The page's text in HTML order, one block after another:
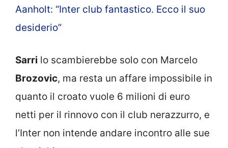
Aanholt: “Inter club fantastico. Ecco il suo
desiderio”
Sarri lo scambierebbe solo con Marcelo
Brozovic, ma resta un affare impossibile in
quanto il croato vuole 6 milioni di euro
netti per il rinnovo con il club nerazzurro, e
l’Inter non intende andare incontro alle sue